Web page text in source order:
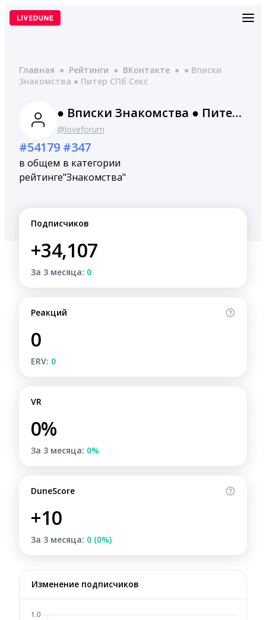
Перейти
Главная ● Рейтинги ● ВКонтакте ● ● Вписки
Знакомства ● Питер СПб Секс
● Вписки Знакомства ● Питер СПб Секс
@loveforum
#54179
в общем
рейтинге
#347
в категории
"Знакомства"
Подписчиков
+34,107
За 3 месяца: 0
Реакций
0
ERV: 0
VR
0%
За 3 месяца: 0%
DuneScore
+10
За 3 месяца: 0 (0%)
Изменение подписчиков